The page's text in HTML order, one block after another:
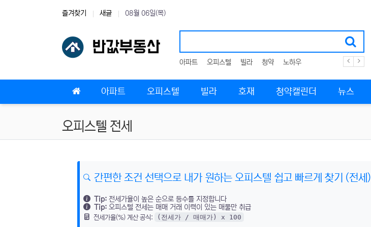
즐겨찾기 새글 08월 06일(목)
아파트 오피스텔 빌라 청약 노하우
아파트 오피스텔 빌라 호재 청약캘린더 뉴스
오피스텔 전세
간편한 조건 선택으로 내가 원하는 오피스텔 쉽고 빠르게 찾기 (전세)
Tip: 전세가율이 높은 순으로 등수를 지정합니다
Tip: 오피스텔 전세는 매매 거래 이력이 있는 매물만 취급
전세가율(%) 계산 공식: (전세가 / 매매가) x 100